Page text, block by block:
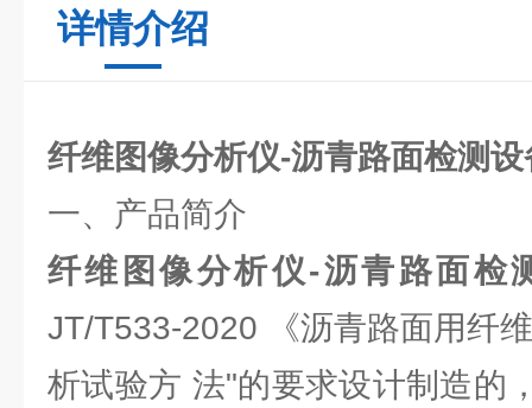
详情介绍
纤维图像分析仪-沥青路面检测设
一、产品简介
纤维图像分析仪-沥青路面检
JT/T533-2020 《沥青路面用纤
析试验方 法"的要求设计制造的